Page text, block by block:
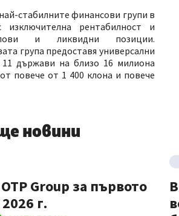
стабилните финансови групи в
рентабилност и
и ликвидни позиции.
група предоставя универсални
държави на близо 16 милиона
повече от 1 400 клона и повече
новини
Group за първото
г.